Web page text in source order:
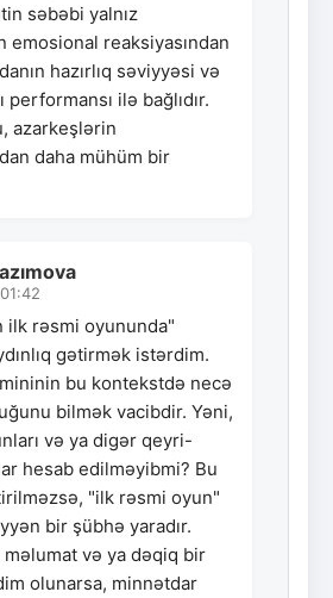
səbəbi yalnız
emosional reaksiyasından
hazırlıq səviyyəsi və
performansı ilə bağlıdır.
azarkeşlərin
daha mühüm bir
ilk rəsmi oyununda"
gətirmək istərdim.
bu kontekstdə necə
bilmək vacibdir. Yəni,
və ya digər qeyri-
hesab edilməyibmi? Bu
"ilk rəsmi oyun"
bir şübhə yaradır.
məlumat və ya dəqiq bir
olunarsa, minnətdar